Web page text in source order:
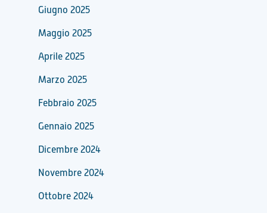
Giugno 2025
Maggio 2025
Aprile 2025
Marzo 2025
Febbraio 2025
Gennaio 2025
Dicembre 2024
Novembre 2024
Ottobre 2024